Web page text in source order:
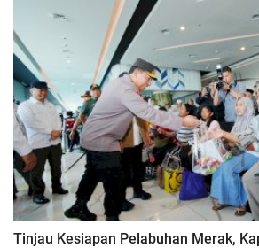
Tinjau Kesiapan Pelabuhan Merak,